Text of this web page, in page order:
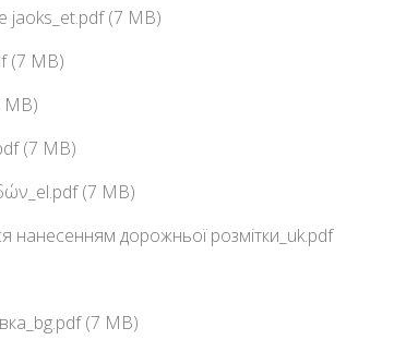
jaoks_et.pdf (7 MB)
(7 MB)
MB)
(7 MB)
(7 MB)
нанесенням дорожньої розмітки_uk.pdf
(7 MB)